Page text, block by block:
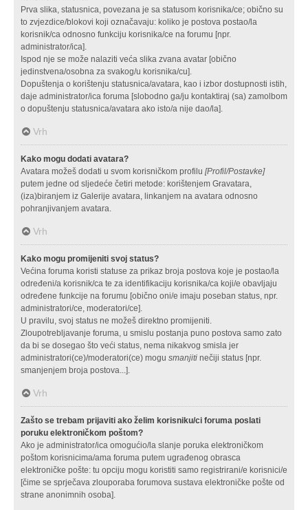
Prva slika, statusnica, povezana je sa statusom korisnika/ce; obično su
to zvjezdice/blokovi koji označavaju: koliko je postova postao/la
korisnik/ca odnosno funkciju korisnika/ce na forumu [npr.
administrator/ica].
Ispod nje se može nalaziti veća slika zvana avatar [obično
jedinstvena/osobna za svakog/u korisnika/cu].
Dopuštenja o korištenju statusnica/avatara, kao i izbor dostupnosti istih,
daje administrator/ica foruma [slobodno ga/ju kontaktiraj (sa) zamolbom
o dopuštenju statusnica/avatara ako isto/a nije dao/la].
Vrh
Kako mogu dodati avatara?
Avatara možeš dodati u svom korisničkom profilu [Profil/Postavke]
putem jedne od sljedeće četiri metode: korištenjem Gravatara,
(iza)biranjem iz Galerije avatara, linkanjem na avatara odnosno
pohranjivanjem avatara.
Vrh
Kako mogu promijeniti svoj status?
Većina foruma koristi statuse za prikaz broja postova koje je postao/la
određeni/a korisnik/ca te za identifikaciju korisnika/ca koji/e obavljaju
određene funkcije na forumu [obično oni/e imaju poseban status, npr.
administratori/ce, moderatori/ce].
U pravilu, svoj status ne možeš direktno promijeniti.
Zloupotrebljavanje foruma, u smislu postanja puno postova samo zato
da bi se dosegao što veći status, nema nikakvog smisla jer
administratori(ce)/moderatori(ce) mogu smanjiti nečiji status [npr.
smanjenjem broja postova...].
Vrh
Zašto se trebam prijaviti ako želim korisniku/ci foruma poslati
poruku elektroničkom poštom?
Ako je administrator/ica omogućio/la slanje poruka elektroničkom
poštom korisnicima/ama foruma putem ugrađenog obrasca
elektroničke pošte: tu opciju mogu koristiti samo registrirani/e korisnici/e
[čime se sprječava zlouporaba forumova sustava elektroničke pošte od
strane anonimnih osoba].